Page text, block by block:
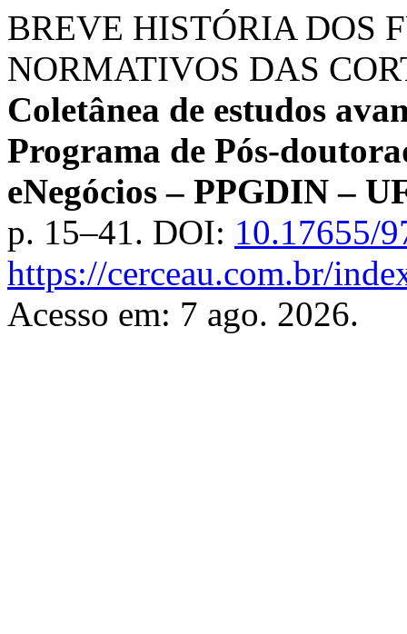
BREVE HISTÓRIA DOS
NORMATIVOS DAS
Coletânea de estudos
Programa de Pós-
eNegócios – PPGDIN –
p. 15–41. DOI: 10.17655/
https://cerceau.com.br/
Acesso em: 7 ago. 2026.